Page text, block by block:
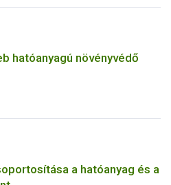
hatóanyagú növényvédő
a hatóanyag és a